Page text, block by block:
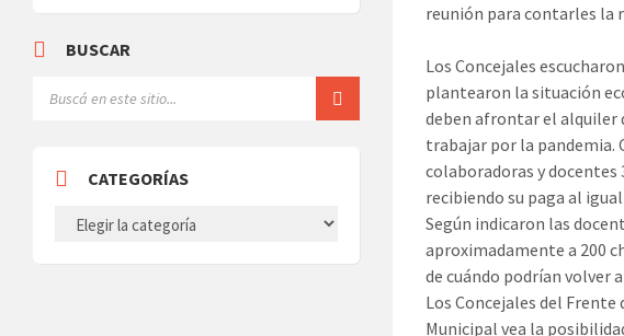
reunión para contarles la
Los Concejales
plantearon la situación
deben afrontar el alquiler
trabajar por la pandemia.
colaboradoras y
recibiendo su paga al
Según indicaron las
aproximadamente a 200
de cuándo podrían volver
Los Concejales del
Municipal vea la
BUSCAR
CATEGORÍAS